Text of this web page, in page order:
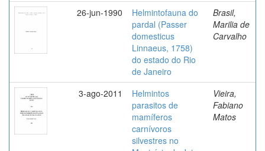
26-jun-1990
Helmintofauna do
pardal (Passer
domesticus
Linnaeus, 1758)
do estado do Rio
de Janeiro
Brasil,
Marilia de
Carvalho
3-ago-2011
Helmintos
parasitos de
mamíferos
carnívoros
silvestres no
Vieira,
Fabiano
Matos